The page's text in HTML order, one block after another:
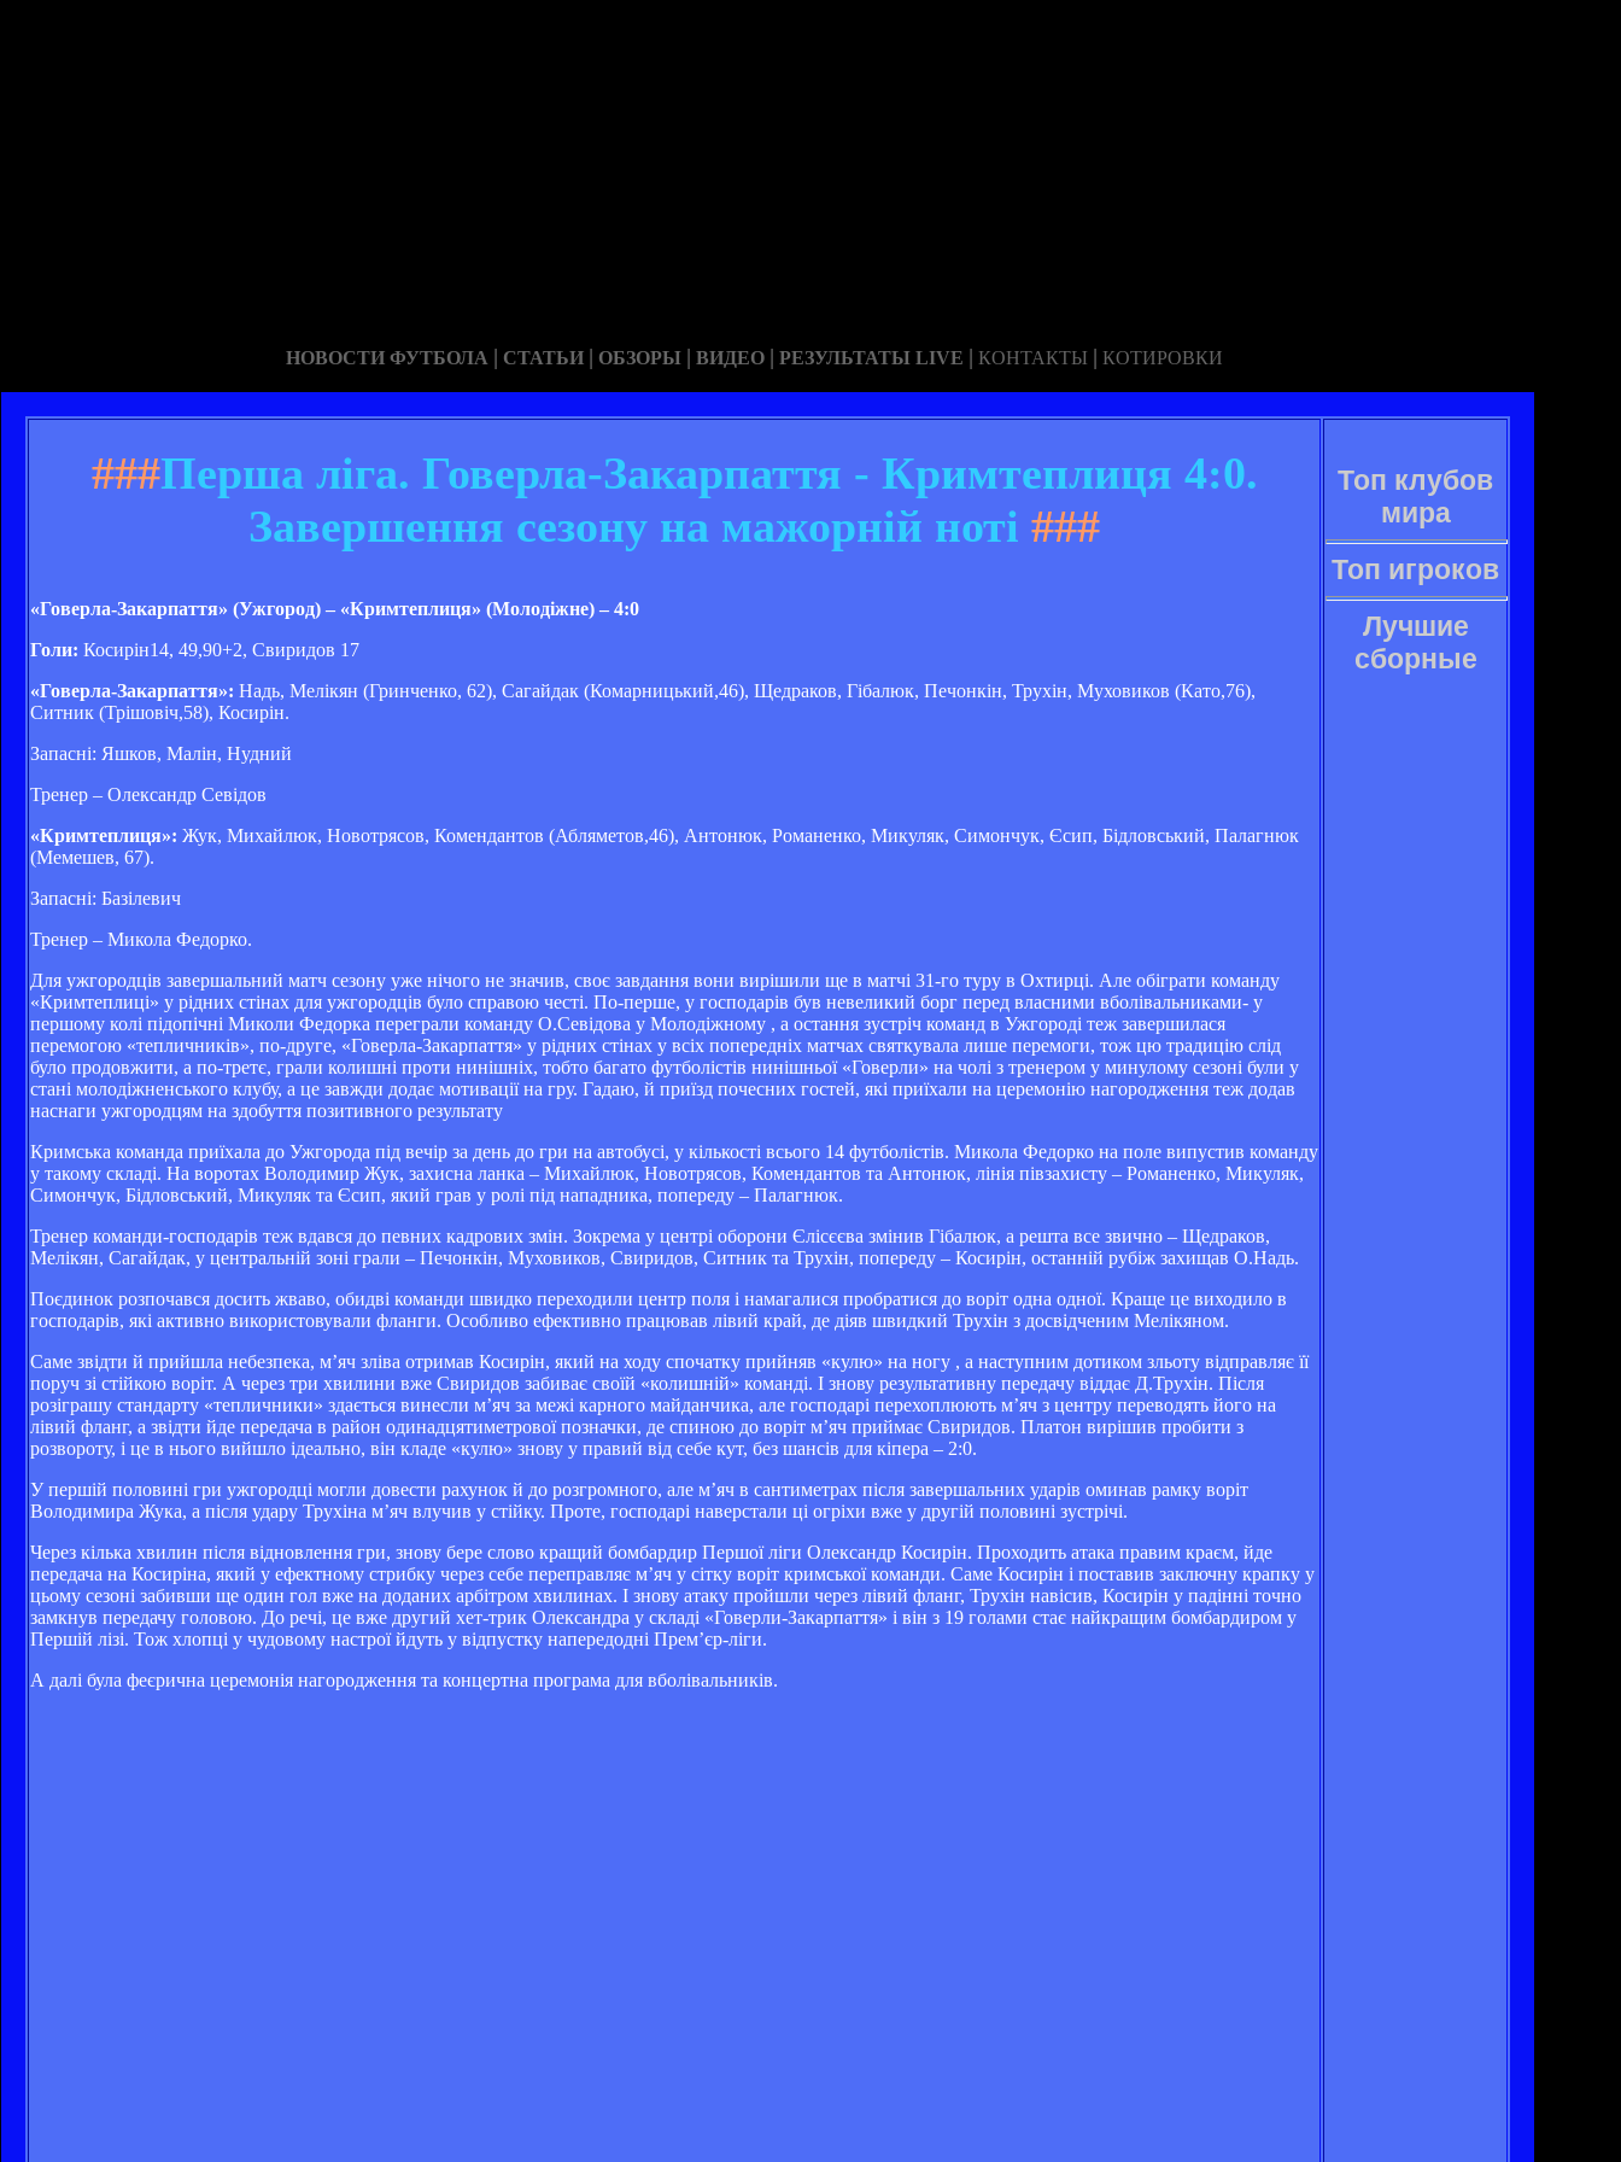
НОВОСТИ ФУТБОЛА | СТАТЬИ | ОБЗОРЫ | ВИДЕО | РЕЗУЛЬТАТЫ LIVE | КОНТАКТЫ | КОТИРОВКИ
###Перша ліга. Говерла-Закарпаття - Кримтеплиця 4:0.
Завершення сезону на мажорній ноті ###
«Говерла-Закарпаття» (Ужгород) – «Кримтеплиця» (Молодіжне) – 4:0
Голи: Косирін14, 49,90+2, Свиридов 17
«Говерла-Закарпаття»: Надь, Мелікян (Гринченко, 62), Сагайдак (Комарницький,46), Щедраков, Гібалюк, Печонкін, Трухін, Муховиков (Като,76),
Ситник (Трішовіч,58), Косирін.
Запасні: Яшков, Малін, Нудний
Тренер – Олександр Севідов
«Кримтеплиця»: Жук, Михайлюк, Новотрясов, Комендантов (Абляметов,46), Антонюк, Романенко, Микуляк, Симончук, Єсип, Бідловський, Палагнюк
(Мемешев, 67).
Запасні: Базілевич
Тренер – Микола Федорко.
Для ужгородців завершальний матч сезону уже нічого не значив, своє завдання вони вирішили ще в матчі 31-го туру в Охтирці. Але обіграти команду
«Кримтеплиці» у рідних стінах для ужгородців було справою честі. По-перше, у господарів був невеликий борг перед власними вболівальниками- у
першому колі підопічні Миколи Федорка переграли команду О.Севідова у Молодіжному , а остання зустріч команд в Ужгороді теж завершилася
перемогою «тепличників», по-друге, «Говерла-Закарпаття» у рідних стінах у всіх попередніх матчах святкувала лише перемоги, тож цю традицію слід
було продовжити, а по-третє, грали колишні проти нинішніх, тобто багато футболістів нинішньої «Говерли» на чолі з тренером у минулому сезоні були у
стані молодіжненського клубу, а це завжди додає мотивації на гру. Гадаю, й приїзд почесних гостей, які приїхали на церемонію нагородження теж додав
наснаги ужгородцям на здобуття позитивного результату
Кримська команда приїхала до Ужгорода під вечір за день до гри на автобусі, у кількості всього 14 футболістів. Микола Федорко на поле випустив команду
у такому складі. На воротах Володимир Жук, захисна ланка – Михайлюк, Новотрясов, Комендантов та Антонюк, лінія півзахисту – Романенко, Микуляк,
Симончук, Бідловський, Микуляк та Єсип, який грав у ролі під нападника, попереду – Палагнюк.
Тренер команди-господарів теж вдався до певних кадрових змін. Зокрема у центрі оборони Єлісєєва змінив Гібалюк, а решта все звично – Щедраков,
Мелікян, Сагайдак, у центральній зоні грали – Печонкін, Муховиков, Свиридов, Ситник та Трухін, попереду – Косирін, останній рубіж захищав О.Надь.
Поєдинок розпочався досить жваво, обидві команди швидко переходили центр поля і намагалися пробратися до воріт одна одної. Краще це виходило в
господарів, які активно використовували фланги. Особливо ефективно працював лівий край, де діяв швидкий Трухін з досвідченим Мелікяном.
Саме звідти й прийшла небезпека, м’яч зліва отримав Косирін, який на ходу спочатку прийняв «кулю» на ногу , а наступним дотиком зльоту відправляє її
поруч зі стійкою воріт. А через три хвилини вже Свиридов забиває своїй «колишній» команді. І знову результативну передачу віддає Д.Трухін. Після
розіграшу стандарту «тепличники» здається винесли м’яч за межі карного майданчика, але господарі перехоплюють м’яч з центру переводять його на
лівий фланг, а звідти йде передача в район одинадцятиметрової позначки, де спиною до воріт м’яч приймає Свиридов. Платон вирішив пробити з
розвороту, і це в нього вийшло ідеально, він кладе «кулю» знову у правий від себе кут, без шансів для кіпера – 2:0.
У першій половині гри ужгородці могли довести рахунок й до розгромного, але м’яч в сантиметрах після завершальних ударів оминав рамку воріт
Володимира Жука, а після удару Трухіна м’яч влучив у стійку. Проте, господарі наверстали ці огріхи вже у другій половині зустрічі.
Через кілька хвилин після відновлення гри, знову бере слово кращий бомбардир Першої ліги Олександр Косирін. Проходить атака правим краєм, йде
передача на Косиріна, який у ефектному стрибку через себе переправляє м’яч у сітку воріт кримської команди. Саме Косирін і поставив заключну крапку у
цьому сезоні забивши ще один гол вже на доданих арбітром хвилинах. І знову атаку пройшли через лівий фланг, Трухін навісив, Косирін у падінні точно
замкнув передачу головою. До речі, це вже другий хет-трик Олександра у складі «Говерли-Закарпаття» і він з 19 голами стає найкращим бомбардиром у
Першій лізі. Тож хлопці у чудовому настрої йдуть у відпустку напередодні Прем’єр-ліги.
А далі була феєрична церемонія нагородження та концертна програма для вболівальників.
Топ клубов
мира
Топ игроков
Лучшие
сборные